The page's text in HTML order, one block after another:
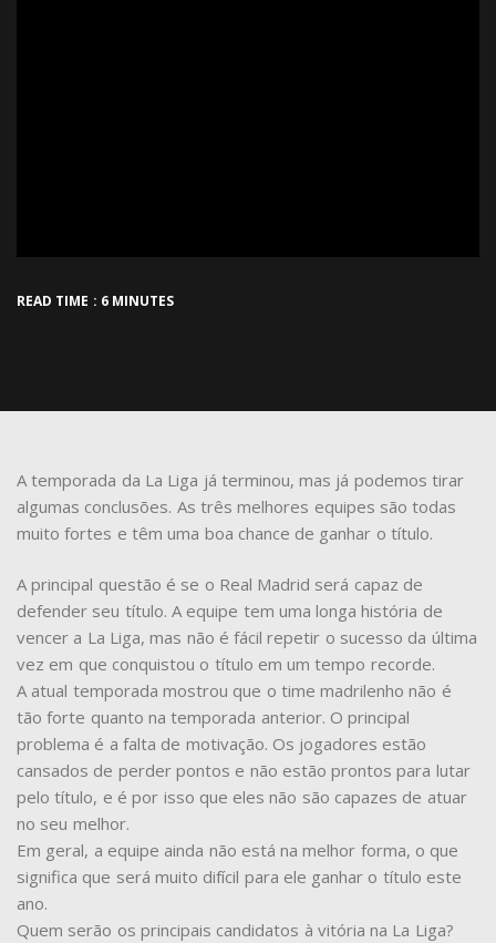
READ TIME : 6 MINUTES
A temporada da La Liga já terminou, mas já podemos tirar
algumas conclusões. As três melhores equipes são todas
muito fortes e têm uma boa chance de ganhar o título.
A principal questão é se o Real Madrid será capaz de
defender seu título. A equipe tem uma longa história de
vencer a La Liga, mas não é fácil repetir o sucesso da última
vez em que conquistou o título em um tempo recorde.
A atual temporada mostrou que o time madrilenho não é
tão forte quanto na temporada anterior. O principal
problema é a falta de motivação. Os jogadores estão
cansados de perder pontos e não estão prontos para lutar
pelo título, e é por isso que eles não são capazes de atuar
no seu melhor.
Em geral, a equipe ainda não está na melhor forma, o que
significa que será muito difícil para ele ganhar o título este
ano.
Quem serão os principais candidatos à vitória na La Liga?